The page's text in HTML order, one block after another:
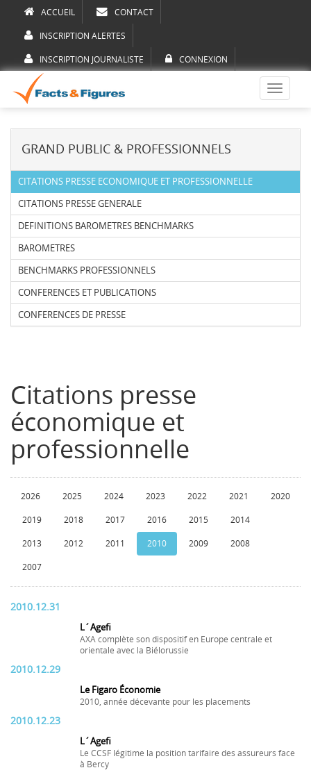
ACCUEIL CONTACT
INSCRIPTION ALERTES
INSCRIPTION JOURNALISTE CONNEXION
Toggle
GRAND PUBLIC & PROFESSIONNELS
CITATIONS PRESSE ECONOMIQUE ET PROFESSIONNELLE
CITATIONS PRESSE GENERALE
DEFINITIONS BAROMETRES BENCHMARKS
BAROMETRES
BENCHMARKS PROFESSIONNELS
CONFERENCES ET PUBLICATIONS
CONFERENCES DE PRESSE
Citations presse
économique et
professionnelle
2026 2025 2024 2023 2022 2021 2020
2019 2018 2017 2016 2015 2014
2013 2012 2011 2010 2009 2008
2007
2010.12.31
L´Agefi
AXA complète son dispositif en Europe centrale et
orientale avec la Biélorussie
2010.12.29
Le Figaro Économie
2010, année décevante pour les placements
2010.12.23
L´Agefi
Le CCSF légitime la position tarifaire des assureurs face
à Bercy